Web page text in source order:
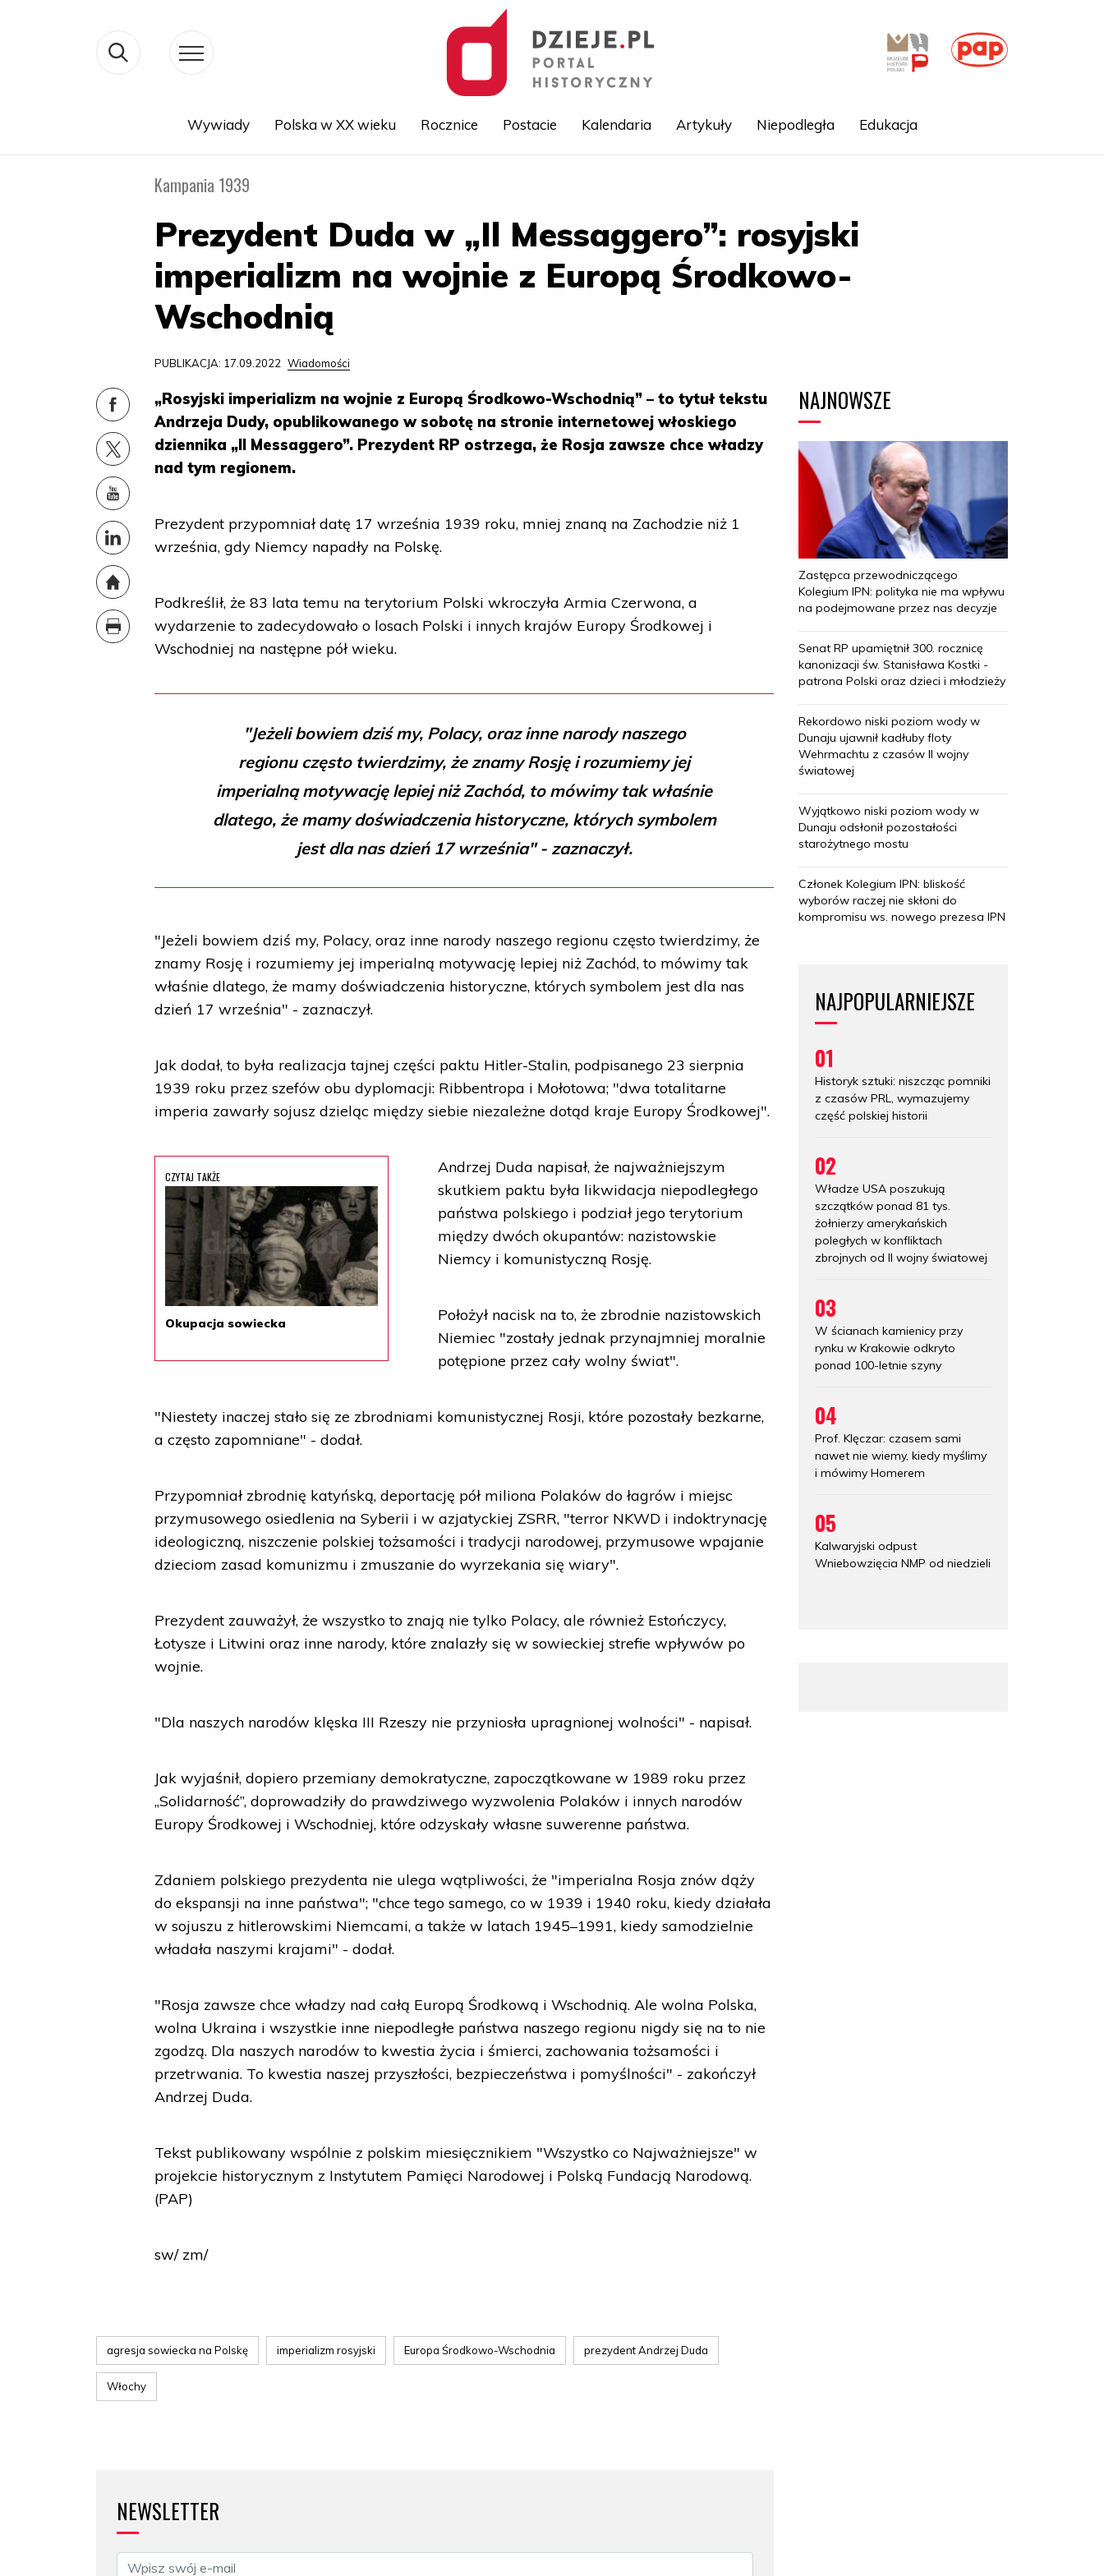
Wywiady Polska w XX wieku Rocznice Postacie Kalendaria Artykuły Niepodległa Edukacja
Kampania 1939
Prezydent Duda w „Il Messaggero”: rosyjski
imperializm na wojnie z Europą Środkowo-
Wschodnią
PUBLIKACJA: 17.09.2022 Wiadomości
„Rosyjski imperializm na wojnie z Europą Środkowo-Wschodnią” – to tytuł tekstu
Andrzeja Dudy, opublikowanego w sobotę na stronie internetowej włoskiego
dziennika „Il Messaggero”. Prezydent RP ostrzega, że Rosja zawsze chce władzy
nad tym regionem.
Prezydent przypomniał datę 17 września 1939 roku, mniej znaną na Zachodzie niż 1
września, gdy Niemcy napadły na Polskę.
Podkreślił, że 83 lata temu na terytorium Polski wkroczyła Armia Czerwona, a
wydarzenie to zadecydowało o losach Polski i innych krajów Europy Środkowej i
Wschodniej na następne pół wieku.
"Jeżeli bowiem dziś my, Polacy, oraz inne narody naszego
regionu często twierdzimy, że znamy Rosję i rozumiemy jej
imperialną motywację lepiej niż Zachód, to mówimy tak właśnie
dlatego, że mamy doświadczenia historyczne, których symbolem
jest dla nas dzień 17 września" - zaznaczył.
"Jeżeli bowiem dziś my, Polacy, oraz inne narody naszego regionu często twierdzimy, że
znamy Rosję i rozumiemy jej imperialną motywację lepiej niż Zachód, to mówimy tak
właśnie dlatego, że mamy doświadczenia historyczne, których symbolem jest dla nas
dzień 17 września" - zaznaczył.
Jak dodał, to była realizacja tajnej części paktu Hitler-Stalin, podpisanego 23 sierpnia
1939 roku przez szefów obu dyplomacji: Ribbentropa i Mołotowa; "dwa totalitarne
imperia zawarły sojusz dzieląc między siebie niezależne dotąd kraje Europy Środkowej".
CZYTAJ TAKŻE
Okupacja sowiecka
Andrzej Duda napisał, że najważniejszym
skutkiem paktu była likwidacja niepodległego
państwa polskiego i podział jego terytorium
między dwóch okupantów: nazistowskie
Niemcy i komunistyczną Rosję.
Położył nacisk na to, że zbrodnie nazistowskich
Niemiec "zostały jednak przynajmniej moralnie
potępione przez cały wolny świat".
"Niestety inaczej stało się ze zbrodniami komunistycznej Rosji, które pozostały bezkarne,
a często zapomniane" - dodał.
Przypomniał zbrodnię katyńską, deportację pół miliona Polaków do łagrów i miejsc
przymusowego osiedlenia na Syberii i w azjatyckiej ZSRR, "terror NKWD i indoktrynację
ideologiczną, niszczenie polskiej tożsamości i tradycji narodowej, przymusowe wpajanie
dzieciom zasad komunizmu i zmuszanie do wyrzekania się wiary".
Prezydent zauważył, że wszystko to znają nie tylko Polacy, ale również Estończycy,
Łotysze i Litwini oraz inne narody, które znalazły się w sowieckiej strefie wpływów po
wojnie.
"Dla naszych narodów klęska III Rzeszy nie przyniosła upragnionej wolności" - napisał.
Jak wyjaśnił, dopiero przemiany demokratyczne, zapoczątkowane w 1989 roku przez
„Solidarność”, doprowadziły do prawdziwego wyzwolenia Polaków i innych narodów
Europy Środkowej i Wschodniej, które odzyskały własne suwerenne państwa.
Zdaniem polskiego prezydenta nie ulega wątpliwości, że "imperialna Rosja znów dąży
do ekspansji na inne państwa"; "chce tego samego, co w 1939 i 1940 roku, kiedy działała
w sojuszu z hitlerowskimi Niemcami, a także w latach 1945–1991, kiedy samodzielnie
władała naszymi krajami" - dodał.
"Rosja zawsze chce władzy nad całą Europą Środkową i Wschodnią. Ale wolna Polska,
wolna Ukraina i wszystkie inne niepodległe państwa naszego regionu nigdy się na to nie
zgodzą. Dla naszych narodów to kwestia życia i śmierci, zachowania tożsamości i
przetrwania. To kwestia naszej przyszłości, bezpieczeństwa i pomyślności" - zakończył
Andrzej Duda.
Tekst publikowany wspólnie z polskim miesięcznikiem "Wszystko co Najważniejsze" w
projekcie historycznym z Instytutem Pamięci Narodowej i Polską Fundacją Narodową.
(PAP)
sw/ zm/
agresja sowiecka na Polskę imperializm rosyjski Europa Środkowo-Wschodnia prezydent Andrzej Duda
Włochy
NEWSLETTER
NAJNOWSZE
Zastępca przewodniczącego
Kolegium IPN: polityka nie ma wpływu
na podejmowane przez nas decyzje
Senat RP upamiętnił 300. rocznicę
kanonizacji św. Stanisława Kostki -
patrona Polski oraz dzieci i młodzieży
Rekordowo niski poziom wody w
Dunaju ujawnił kadłuby floty
Wehrmachtu z czasów II wojny
światowej
Wyjątkowo niski poziom wody w
Dunaju odsłonił pozostałości
starożytnego mostu
Członek Kolegium IPN: bliskość
wyborów raczej nie skłoni do
kompromisu ws. nowego prezesa IPN
NAJPOPULARNIEJSZE
01
Historyk sztuki: niszcząc pomniki
z czasów PRL, wymazujemy
część polskiej historii
02
Władze USA poszukują
szczątków ponad 81 tys.
żołnierzy amerykańskich
poległych w konfliktach
zbrojnych od II wojny światowej
03
W ścianach kamienicy przy
rynku w Krakowie odkryto
ponad 100-letnie szyny
04
Prof. Klęczar: czasem sami
nawet nie wiemy, kiedy myślimy
i mówimy Homerem
05
Kalwaryjski odpust
Wniebowzięcia NMP od niedzieli